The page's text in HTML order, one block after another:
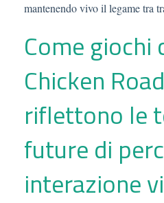
mantenendo vivo il legame tra
Come giochi
Chicken
riflettono le
future di
interazione